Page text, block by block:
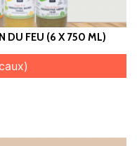
DU FEU (6 X 750 ML)